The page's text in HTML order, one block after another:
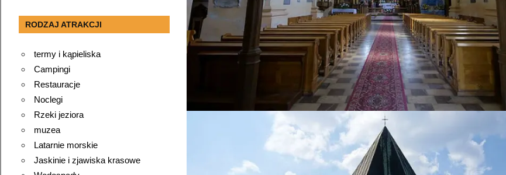
RODZAJ ATRAKCJI
termy i kąpieliska
Campingi
Restauracje
Noclegi
Rzeki jeziora
muzea
Latarnie morskie
Jaskinie i zjawiska krasowe